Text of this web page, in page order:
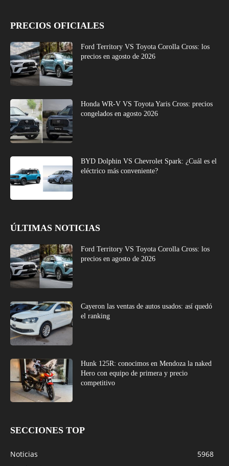
PRECIOS OFICIALES
Ford Territory VS Toyota Corolla Cross: los
precios en agosto de 2026
Honda WR-V VS Toyota Yaris Cross: precios
congelados en agosto 2026
BYD Dolphin VS Chevrolet Spark: ¿Cuál es el
eléctrico más conveniente?
ÚLTIMAS NOTICIAS
Ford Territory VS Toyota Corolla Cross: los
precios en agosto de 2026
Cayeron las ventas de autos usados: así quedó
el ranking
Hunk 125R: conocimos en Mendoza la naked
Hero con equipo de primera y precio
competitivo
SECCIONES TOP
Noticias
5968